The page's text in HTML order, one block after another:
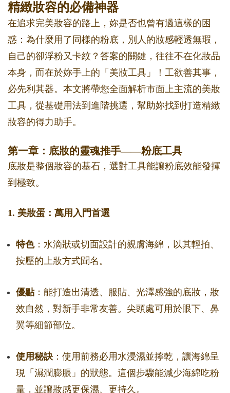
精緻妝容的必備神器
在追求完美妝容的路上，妳是否也曾有過這樣的困
惑：為什麼用了同樣的粉底，別人的妝感輕透無瑕，
自己的卻浮粉又卡紋？答案的關鍵，往往不在化妝品
本身，而在於妳手上的「美妝工具」！工欲善其事，
必先利其器。本文將帶您全面解析市面上主流的美妝
工具，從基礎用法到進階挑選，幫助妳找到打造精緻
妝容的得力助手。
第一章：底妝的靈魂推手——粉底工具
底妝是整個妝容的基石，選對工具能讓粉底效能發揮
到極致。
1. 美妝蛋：萬用入門首選
特色：水滴狀或切面設計的親膚海綿，以其輕拍、
按壓的上妝方式聞名。
優點：能打造出清透、服貼、光澤感強的底妝，妝
效自然，對新手非常友善。尖頭處可用於眼下、鼻
翼等細節部位。
使用秘訣 ：使用前務必用水浸濕並擰乾，讓海綿呈
現「濕潤膨脹」的狀態。這個步驟能減少海綿吃粉
量，並讓妝感更保濕、更持久。